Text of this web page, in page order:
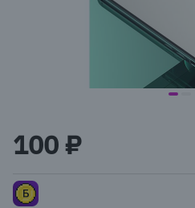
item
of
2
100 ₽